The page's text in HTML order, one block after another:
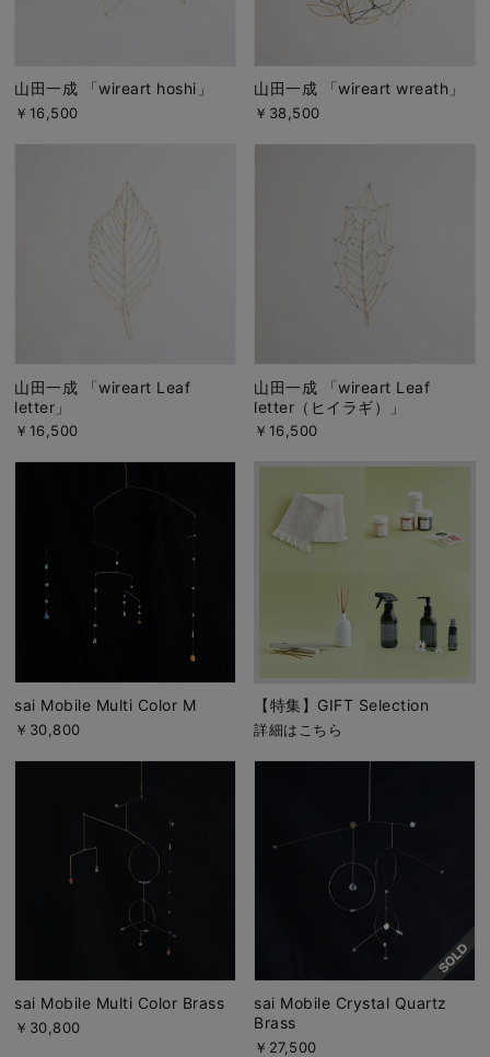
山田一成 「wireart hoshi」
￥16,500
山田一成 「wireart wreath」
￥38,500
山田一成 「wireart Leaf
letter」
￥16,500
山田一成 「wireart Leaf
letter（ヒイラギ）」
￥16,500
sai Mobile Multi Color M
￥30,800
【特集】GIFT Selection
詳細はこちら
sai Mobile Multi Color Brass
￥30,800
sai Mobile Crystal Quartz
Brass
￥27,500